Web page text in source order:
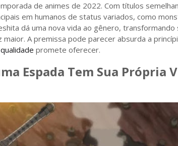
de animes de 2022. Com títulos
em humanos de status variados, como
dá uma nova vida ao gênero, transformando
A premissa pode parecer absurda a
promete oferecer.
Espada Tem Sua Própria